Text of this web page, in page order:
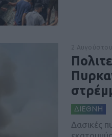
ΔΙΕΘΝΗ
Δασικές